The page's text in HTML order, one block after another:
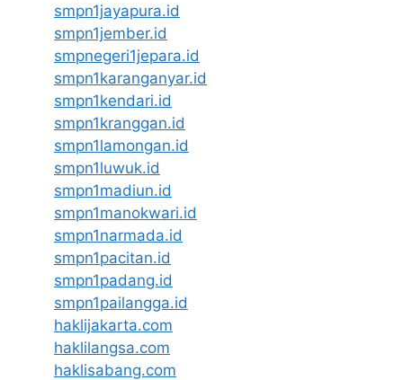
smpn1jayapura.id
smpn1jember.id
smpnegeri1jepara.id
smpn1karanganyar.id
smpn1kendari.id
smpn1kranggan.id
smpn1lamongan.id
smpn1luwuk.id
smpn1madiun.id
smpn1manokwari.id
smpn1narmada.id
smpn1pacitan.id
smpn1padang.id
smpn1pailangga.id
haklijakarta.com
haklilangsa.com
haklisabang.com